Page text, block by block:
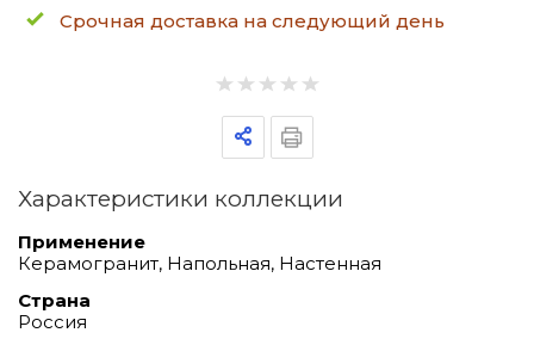
Срочная доставка на следующий день
Характеристики коллекции
Применение
Керамогранит, Напольная, Настенная
Страна
Россия